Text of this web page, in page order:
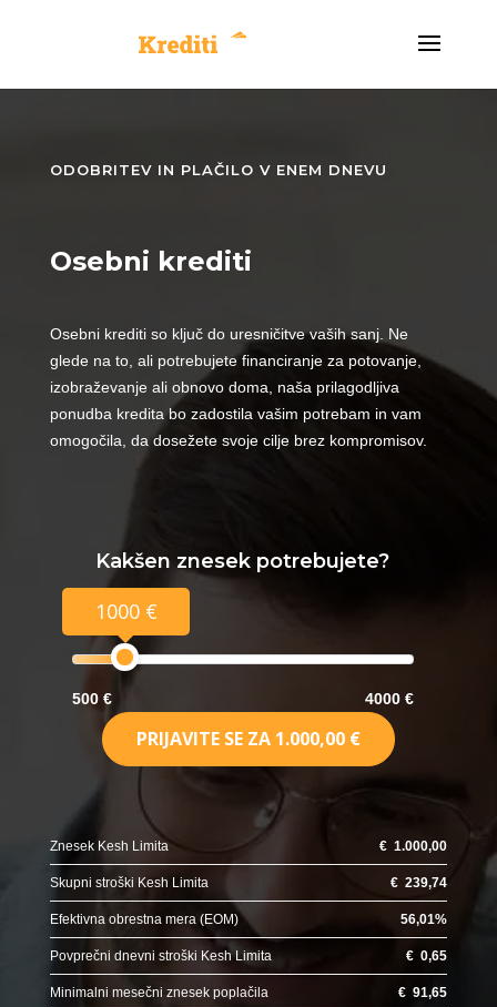
ODOBRITEV IN PLAČILO V ENEM DNEVU
Osebni krediti
Osebni krediti so ključ do uresničitve vaših sanj. Ne
glede na to, ali potrebujete financiranje za potovanje,
izobraževanje ali obnovo doma, naša prilagodljiva
ponudba kredita bo zadostila vašim potrebam in vam
omogočila, da dosežete svoje cilje brez kompromisov.
Kakšen znesek potrebujete?
1000 €
500 € 4000 €
PRIJAVITE SE ZA 1.000,00 €
Znesek Kesh Limita €1.000,00
Skupni stroški Kesh Limita €239,74
Efektivna obrestna mera (EOM) 56,01%
Povprečni dnevni stroški Kesh Limita €0,65
Minimalni mesečni znesek poplačila €91,65